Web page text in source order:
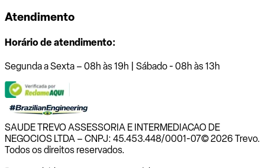
Atendimento
Horário de atendimento:
Segunda a Sexta – 08h às 19h | Sábado - 08h às 13h
SAUDE TREVO ASSESSORIA E INTERMEDIACAO DE
NEGOCIOS LTDA – CNPJ: 45.453.448/0001-07© 2026 Trevo.
Todos os direitos reservados.